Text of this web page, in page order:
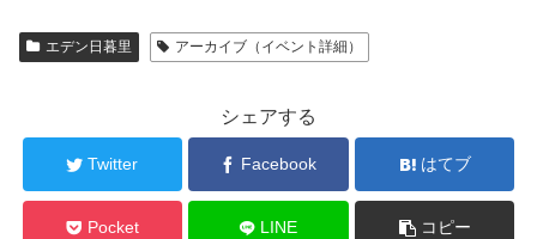
エデン日暮里 アーカイブ（イベント詳細）
シェアする
Twitter Facebook はてブ
Pocket LINE コピー